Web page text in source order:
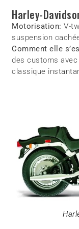
Harley-
Motorisation: V-
suspension
Comment elle
des customs
classique